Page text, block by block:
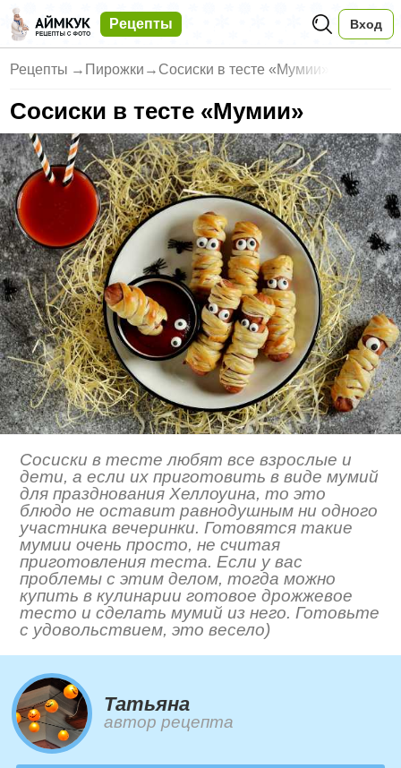
Рецепты Вход
Рецепты → Пирожки → Сосиски в тесте «Мумии»
Сосиски в тесте «Мумии»
Сосиски в тесте любят все взрослые и
дети, а если их приготовить в виде мумий
для празднования Хеллоуина, то это
блюдо не оставит равнодушным ни одного
участника вечеринки. Готовятся такие
мумии очень просто, не считая
приготовления теста. Если у вас
проблемы с этим делом, тогда можно
купить в кулинарии готовое дрожжевое
тесто и сделать мумий из него. Готовьте
с удовольствием, это весело)
Татьяна
автор рецепта